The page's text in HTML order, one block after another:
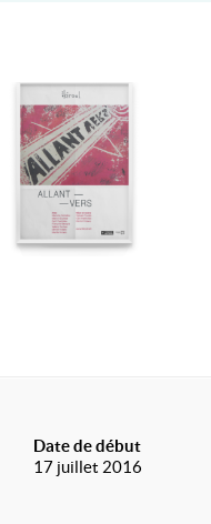
Date de début
17 juillet 2016